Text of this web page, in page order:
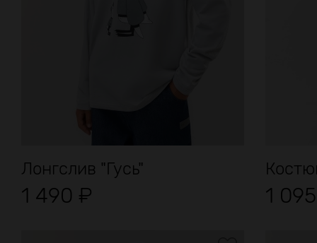
Лонгслив "Гусь"
1 490 ₽ 1